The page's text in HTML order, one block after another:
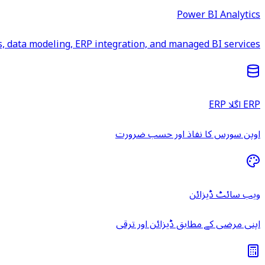
Power BI Analytics
data modeling, ERP integration, and managed BI services.
ERP اگلا ERP
اوپن سورس کا نفاذ اور حسب ضرورت
ویب سائٹ ڈیزائن
اپنی مرضی کے مطابق ڈیزائن اور ترقی